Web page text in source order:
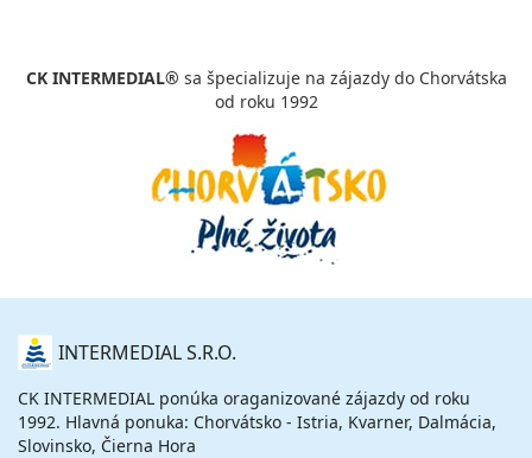
24.09. - 29.09.26 štvrtok - utorok
vypočítať cenu
sobota - sobota
vlastná
29.09. - 04.10.26 utorok - nedeľa
384 €
cena za 6 dní (5 nocí)
CK INTERMEDIAL® sa špecializuje na zájazdy do Chorvátska
od roku 1992
O
NÁS INTERMEDIAL S.R.O.
CK INTERMEDIAL ponúka oraganizované zájazdy od roku
1992. Hlavná ponuka: Chorvátsko - Istria, Kvarner, Dalmácia,
Slovinsko, Čierna Hora